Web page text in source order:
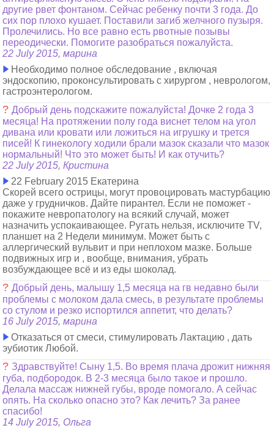
другие рвет фонтаном. Сейчас ребенку почти 3 года. До
сих пор плохо кушает. Поставили загиб желчного пузыря.
Пролечились. Но все равно есть рвотные позывы
переодически. Помогите разобраться пожалуйста.
22 July 2015, марина
Необходимо полное обследование , включая
эндоскопию, проконсультировать с хирургом , неврологом,
гастроэнтерологом.
?Добрый день подскажите пожалуйста! Дочке 2 года 3
месяца! На протяжении полу года виснет телом на угол
дивана или кровати или ложиться на игрушку и трется
писей! К гинекологу ходили брали мазок сказали что мазок
нормальный! Что это может быть! И как отучить?
22 July 2015, Кристина
22 February 2015 Екатерина
Скорей всего острицы, могут провоцировать мастурбацию
даже у грудничков. Дайте пирантел. Если не поможет -
покажите невропатологу на всякий случай, может
назначить успокаивающее. Ругать нельзя, исключите TV,
планшет на 2 Недели минимум. Может быть с
аллергический вульвит и при неплохом мазке. Больше
подвижных игр и , вообще, внимания, убрать
возбуждающее всё и из еды шоколад.
?Добрый день, малышу 1,5 месяца на гв недавно были
проблемы с молоком дала смесь, в результате проблемы
со стулом и резко испортился аппетит, что делать?
16 July 2015, марина
Отказаться от смеси, стимулировать Лактацию , дать
эубиотик Любой.
? Здравствуйте! Сыну 1,5. Во время плача дрожит нижняя
губа, подбородок. В 2-3 месяца было такое и прошло.
Делала массаж нижней губы, вроде помогало. А сейчас
опять. На сколько опасно это? Как лечить? За ранее
спасибо!
14 July 2015, Ольга